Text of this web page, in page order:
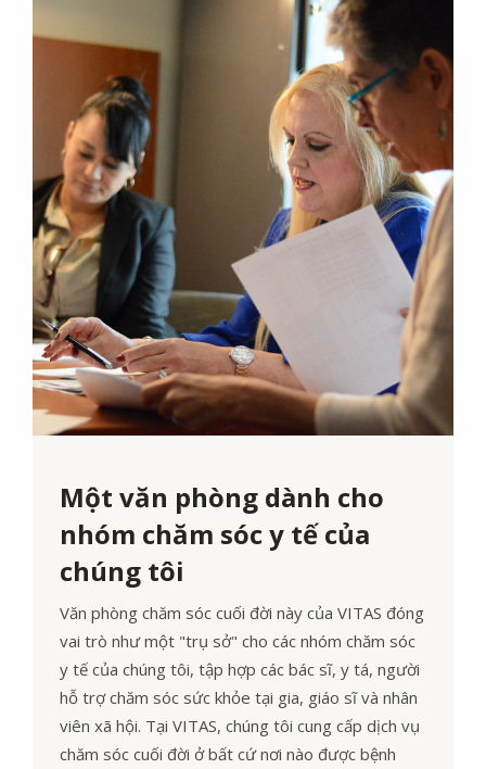
Một văn phòng dành cho
nhóm chăm sóc y tế của
chúng tôi
Văn phòng chăm sóc cuối đời này của VITAS đóng
vai trò như một "trụ sở" cho các nhóm chăm sóc
y tế của chúng tôi, tập hợp các bác sĩ, y tá, người
hỗ trợ chăm sóc sức khỏe tại gia, giáo sĩ và nhân
viên xã hội. Tại VITAS, chúng tôi cung cấp dịch vụ
chăm sóc cuối đời ở bất cứ nơi nào được bệnh